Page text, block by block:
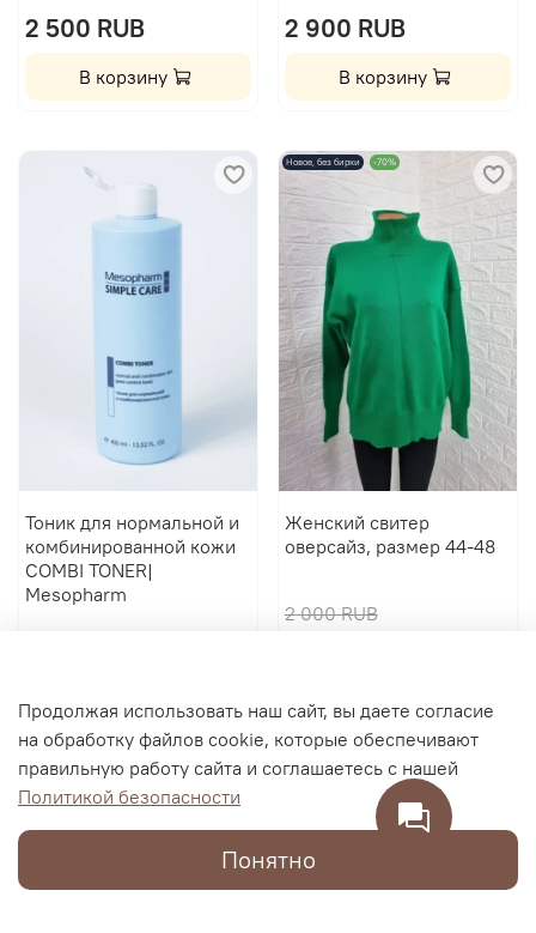
2 500 RUB
В корзину
2 900 RUB
В корзину
Тоник для нормальной и
комбинированной кожи
COMBI TONER|
Mesopharm
Новое, без бирки -70%
Женский свитер
оверсайз, размер 44-48
2 000 RUB
Продолжая использовать наш сайт, вы даете согласие
на обработку файлов cookie, которые обеспечивают
правильную работу сайта и соглашаетесь с нашей
Политикой безопасности
Понятно